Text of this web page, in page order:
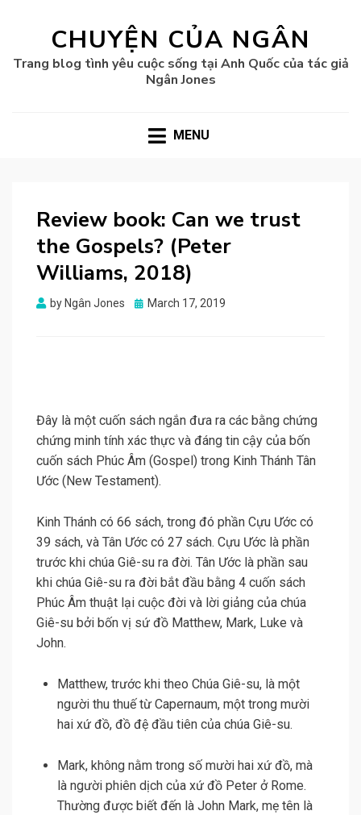
CHUYỆN CỦA NGÂN
Trang blog tình yêu cuộc sống tại Anh Quốc của tác giả
Ngân Jones
MENU
Review book: Can we trust
the Gospels? (Peter
Williams, 2018)
by Ngân Jones
Posted
March 17, 2019
Đây là một cuốn sách ngắn đưa ra các bằng chứng
chứng minh tính xác thực và đáng tin cậy của bốn
cuốn sách Phúc Âm (Gospel) trong Kinh Thánh Tân
Ước (New Testament).
Kinh Thánh có 66 sách, trong đó phần Cựu Ước có
39 sách, và Tân Ước có 27 sách. Cựu Ước là phần
trước khi chúa Giê-su ra đời. Tân Ước là phần sau
khi chúa Giê-su ra đời bắt đầu bằng 4 cuốn sách
Phúc Âm thuật lại cuộc đời và lời giảng của chúa
Giê-su bởi bốn vị sứ đồ Matthew, Mark, Luke và
John.
Matthew, trước khi theo Chúa Giê-su, là một
người thu thuế từ Capernaum, một trong mười
hai xứ đồ, đồ đệ đầu tiên của chúa Giê-su.
Mark, không nằm trong số mười hai xứ đồ, mà
là người phiên dịch của xứ đồ Peter ở Rome.
Thường được biết đến là John Mark, mẹ tên là